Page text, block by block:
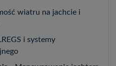
wiatru na jachcie i
i systemy